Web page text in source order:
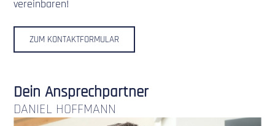
vereinbaren!
ZUM KONTAKTFORMULAR
Dein Ansprechpartner
DANIEL HOFFMANN